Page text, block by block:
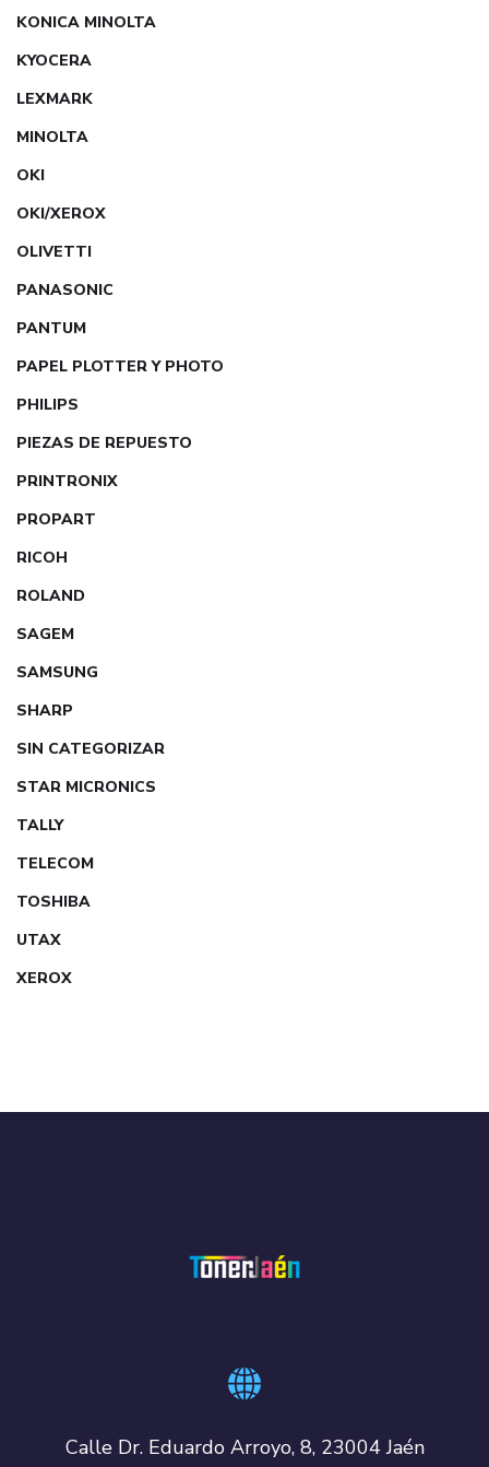
KONICA MINOLTA
KYOCERA
LEXMARK
MINOLTA
OKI
OKI/XEROX
OLIVETTI
PANASONIC
PANTUM
PAPEL PLOTTER Y PHOTO
PHILIPS
PIEZAS DE REPUESTO
PRINTRONIX
PROPART
RICOH
ROLAND
SAGEM
SAMSUNG
SHARP
SIN CATEGORIZAR
STAR MICRONICS
TALLY
TELECOM
TOSHIBA
UTAX
XEROX
Calle Dr. Eduardo Arroyo, 8, 23004 Jaén